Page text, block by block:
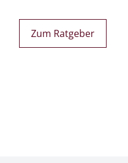
Zum Ratgeber